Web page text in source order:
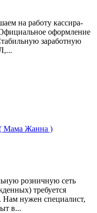
на работу кассира-
оформление
заработную
Мама Жанна )
розничную сеть
требуется
. Нам нужен специалист,
в...